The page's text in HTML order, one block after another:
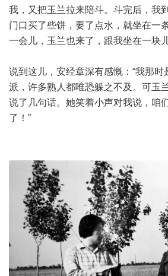
我，又把玉兰拉来陪斗。斗完后，我
门口买了些饼，要了点水，就坐在一
一会儿，玉兰也来了，跟我坐在一块
说到这儿，安经章深有感慨：“我那时
派，许多熟人都唯恐躲之不及。可玉
说了几句话。她笑着小声对我说，咱
了！”